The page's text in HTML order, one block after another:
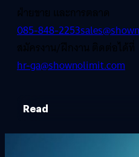
ฝ่ายขาย และการตลาด
085-848-2253
สมัครงาน/ฝึกงาน ติดต่อได้ที่
hr-ga@shownolimit.com
Read